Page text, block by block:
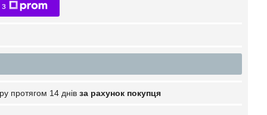
протягом 14 днів за рахунок покупця